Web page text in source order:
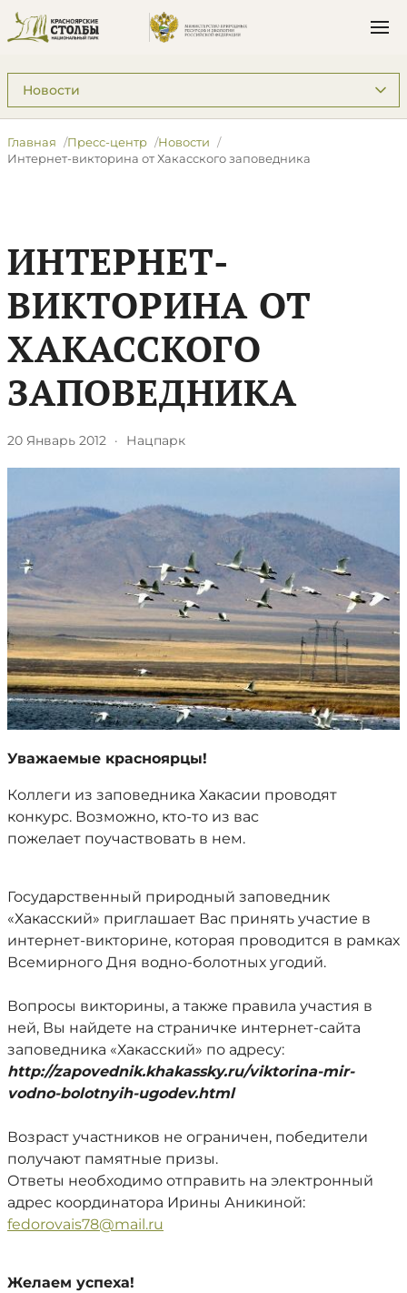
Подразделы: Пресс-центр
Главная Пресс-центр
Новости
Интернет-викторина от Хакасского заповедника
ИНТЕРНЕТ-
ВИКТОРИНА ОТ
ХАКАССКОГО
ЗАПОВЕДНИКА
20 Январь 2012 · Нацпарк
Уважаемые красноярцы!
Коллеги из заповедника Хакасии проводят
конкурс. Возможно, кто-то из вас
пожелает поучаствовать в нем.
Государственный природный заповедник
«Хакасский» приглашает Вас принять участие в
интернет-викторине, которая проводится в рамках
Всемирного Дня водно-болотных угодий.
Вопросы викторины, а также правила участия в
ней, Вы найдете на страничке интернет-сайта
заповедника «Хакасский» по адресу:
http://zapovednik.khakassky.ru/viktorina-mir-
vodno-bolotnyih-ugodev.html
Возраст участников не ограничен, победители
получают памятные призы.
Ответы необходимо отправить на электронный
адрес координатора Ирины Аникиной:
fedorovais78@mail.ru
Желаем успеха!